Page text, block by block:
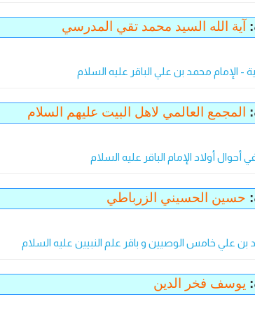
آية الله السيد محمد تقي المدرسي
- الإمام محمد بن علي الباقر عليه السلام
المجمع العالمي لاهل البيت عليهم السلام
أحوال أولاد الإمام الباقر عليه السلام
حسين الحسيني الزرباطي
بن علي خامس الوصيين و باقر علم النبيين عليه السلام
يوسف فخر الدين